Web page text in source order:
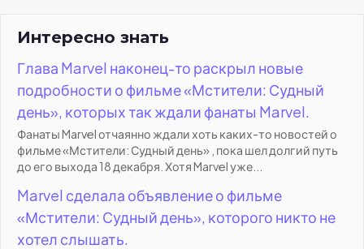
Интересно знать
Глава Marvel наконец-то раскрыл новые
подробности о фильме «Мстители: Судный
день», которых так ждали фанаты Marvel.
Фанаты Marvel отчаянно ждали хоть каких-то новостей о
фильме «Мстители: Судный день» , пока шел долгий путь
до его выхода 18 декабря. Хотя Marvel уже...
Marvel сделала объявление о фильме
«Мстители: Судный день», которого никто не
хотел слышать.